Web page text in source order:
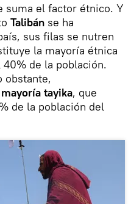
suma el factor étnico. Y
Talibán se ha
sus filas se nutren
la mayoría étnica
de la población.
obstante,
tayika, que
de la población del